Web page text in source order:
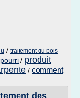
/ traitement du bois
/ produit
/ comment
des